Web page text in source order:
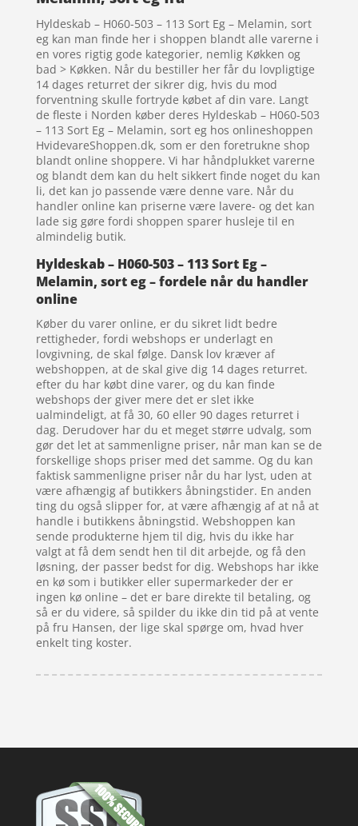
Hyldeskab – H060-503 – 113 Sort Eg – Melamin, sort
eg kan man finde her i shoppen blandt alle varerne i
en vores rigtig gode kategorier, nemlig Køkken og
bad > Køkken. Når du bestiller her får du lovpligtige
14 dages returret der sikrer dig, hvis du mod
forventning skulle fortryde købet af din vare. Langt
de fleste i Norden køber deres Hyldeskab – H060-503
– 113 Sort Eg – Melamin, sort eg hos onlineshoppen
HvidevareShoppen.dk, som er den foretrukne shop
blandt online shoppere. Vi har håndplukket varerne
og blandt dem kan du helt sikkert finde noget du kan
li, det kan jo passende være denne vare. Når du
handler online kan priserne være lavere- og det kan
lade sig gøre fordi shoppen sparer husleje til en
almindelig butik.
Hyldeskab – H060-503 – 113 Sort Eg –
Melamin, sort eg – fordele når du handler
online
Køber du varer online, er du sikret lidt bedre
rettigheder, fordi webshops er underlagt en
lovgivning, de skal følge. Dansk lov kræver af
webshoppen, at de skal give dig 14 dages returret.
efter du har købt dine varer, og du kan finde
webshops der giver mere det er slet ikke
ualmindeligt, at få 30, 60 eller 90 dages returret i
dag. Derudover har du et meget større udvalg, som
gør det let at sammenligne priser, når man kan se de
forskellige shops priser med det samme. Og du kan
faktisk sammenligne priser når du har lyst, uden at
være afhængig af butikkers åbningstider. En anden
ting du også slipper for, at være afhængig af at nå at
handle i butikkens åbningstid. Webshoppen kan
sende produkterne hjem til dig, hvis du ikke har
valgt at få dem sendt hen til dit arbejde, og få den
løsning, der passer bedst for dig. Webshops har ikke
en kø som i butikker eller supermarkeder der er
ingen kø online – det er bare direkte til betaling, og
så er du videre, så spilder du ikke din tid på at vente
på fru Hansen, der lige skal spørge om, hvad hver
enkelt ting koster.